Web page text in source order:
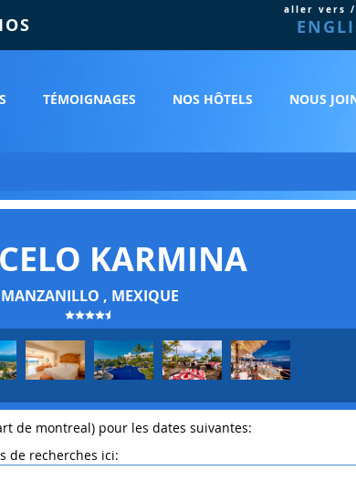
aller vers /
TÉMOIGNAGES NOS HÔTELS NOUS
KARMINA
MANZANILLO , MEXIQUE
de montreal) pour les dates suivantes:
de recherches ici: